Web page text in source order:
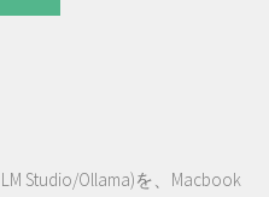
Studio/Ollama)を、Macbook